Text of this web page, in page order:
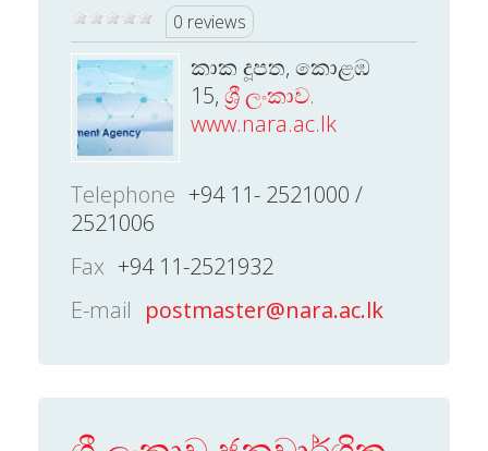
0 reviews
කාක දූපත, කොළඹ
15, ශ්‍රී ලංකාව.
www.nara.ac.lk
Telephone +94 11- 2521000 /
2521006
Fax +94 11-2521932
E-mail postmaster@nara.ac.lk